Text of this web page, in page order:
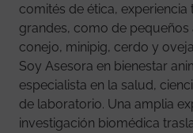
comités de ética,
grandes, como de pequeños
conejo, minipig, cerdo y
Soy Asesora en bienestar
especialista en la salud,
de laboratorio. Una amplia
investigación biomédica